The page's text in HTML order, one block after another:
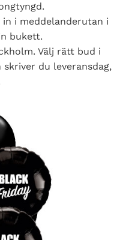
in i meddelanderutan i
bukett.
Välj rätt bud i
du leveransdag,